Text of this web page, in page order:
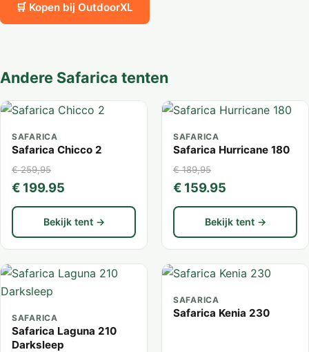
🛒 Kopen bij OutdoorXL
Andere Safarica tenten
SAFARICA
Safarica Chicco 2
€ 259,95
€ 199.95
Bekijk tent →
SAFARICA
Safarica Hurricane 180
€ 189,95
€ 159.95
Bekijk tent →
SAFARICA
Safarica Laguna 210
Darksleep
SAFARICA
Safarica Kenia 230